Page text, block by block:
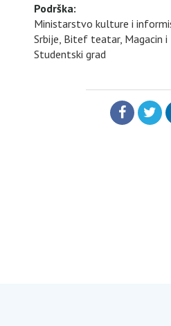
Podrška:
Ministarstvo kulture i
Srbije, Bitef teatar, Magacin
Studentski grad
PODELI: